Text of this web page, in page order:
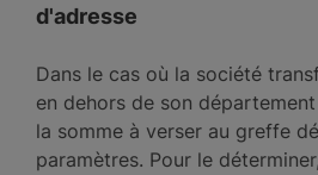
d'adresse
Dans le cas où la société
en dehors de son
la somme à verser au greffe
paramètres. Pour le